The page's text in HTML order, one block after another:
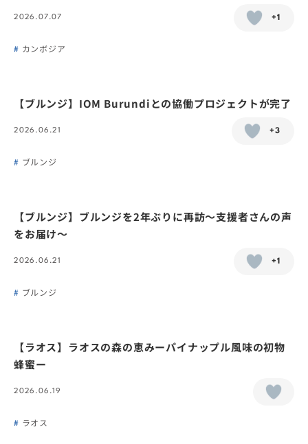
2026.07.07 +1
カンボジア
【ブルンジ】IOM Burundiとの協働プロジェクトが完了
2026.06.21 +3
ブルンジ
【ブルンジ】ブルンジを2年ぶりに再訪〜支援者さんの声
をお届け〜
2026.06.21 +1
ブルンジ
【ラオス】ラオスの森の恵みーパイナップル風味の初物
蜂蜜ー
2026.06.19
ラオス